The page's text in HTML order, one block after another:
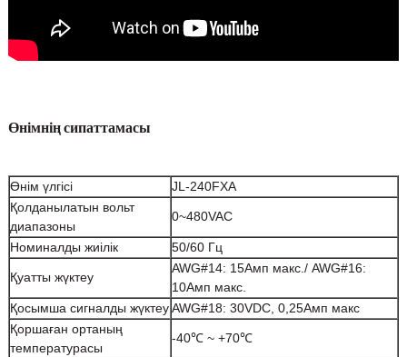
Өнімнің сипаттамасы
Өнім үлгісі
JL-240FXA
Қолданылатын вольт
диапазоны
0~480VAC
Номиналды жиілік 50/60 Гц
Қуатты жүктеу
AWG#14: 15Амп макс./ AWG#16:
10Амп макс.
Қосымша сигналды жүктеуAWG#18: 30VDC, 0,25Амп макс
Қоршаған ортаның
температурасы
-40℃ ~ +70℃